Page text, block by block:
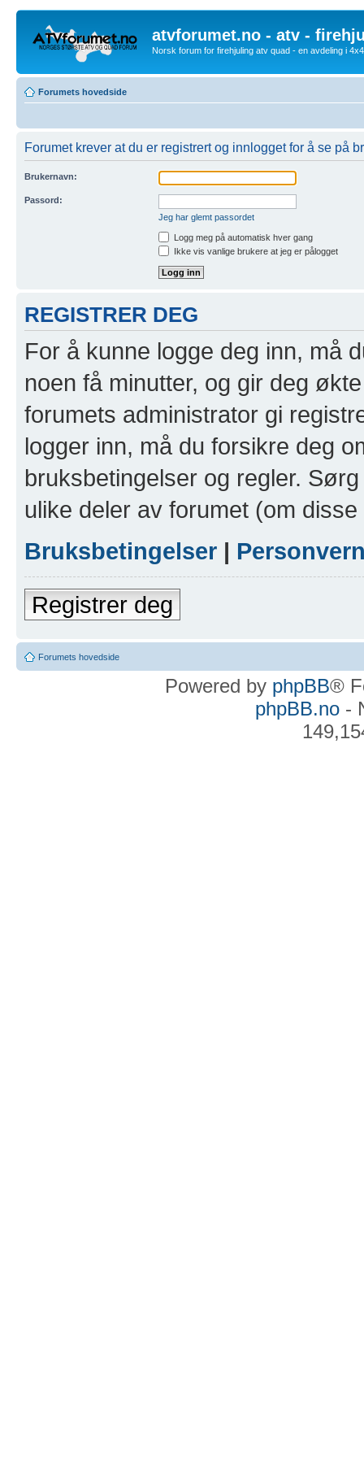
atvforumet.no - atv -
Norsk forum for firehjuling atv quad - en avdeling i
Forumets hovedside
Forumet krever at du er registrert og innlogget for å se på
Brukernavn:
Passord:
Jeg har glemt passordet
Logg meg på automatisk hver gang
Ikke vis vanlige brukere at jeg er pålogget
REGISTRER DEG
For å kunne logge deg inn, må
noen få minutter, og gir deg
forumets administrator gi
logger inn, må du forsikre deg
bruksbetingelser og regler.
ulike deler av forumet (om
Bruksbetingelser |
Registrer deg
Forumets hovedside
Powered by phpBB®
phpBB.no-